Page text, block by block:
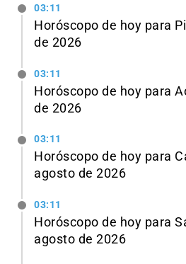
03:11
Horóscopo de hoy para
de 2026
03:11
Horóscopo de hoy para
de 2026
03:11
Horóscopo de hoy para
agosto de 2026
03:11
Horóscopo de hoy para
agosto de 2026